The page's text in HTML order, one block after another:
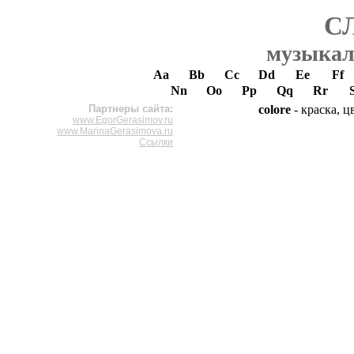
Aa Bb Cc Dd Ee
Ff
Nn
Oo Pp Qq Rr
Партнеры сайта:
www.EgorGerasimov.ru
www.MarinaGerasimova.ru
Ссылки
colore - краска,